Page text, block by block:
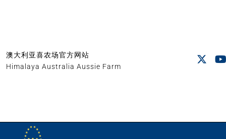
澳大利亚喜农场官方网站
Himalaya Australia Aussie Farm